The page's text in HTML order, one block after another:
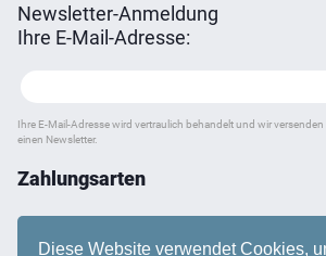
Diese Website verwendet Cookies,
Newsletter-Anmeldung
Ihre E-Mail-Adresse:
Ihre E-Mail-Adresse wird vertraulich behandelt und wir
einen Newsletter.
Zahlungsarten